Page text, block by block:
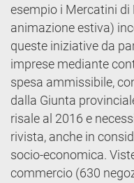
esempio i Mercatini di
animazione estiva)
queste iniziative da
imprese mediante
spesa ammissibile,
dalla Giunta
risale al 2016 e
rivista, anche in
socio-economica.
commercio (630